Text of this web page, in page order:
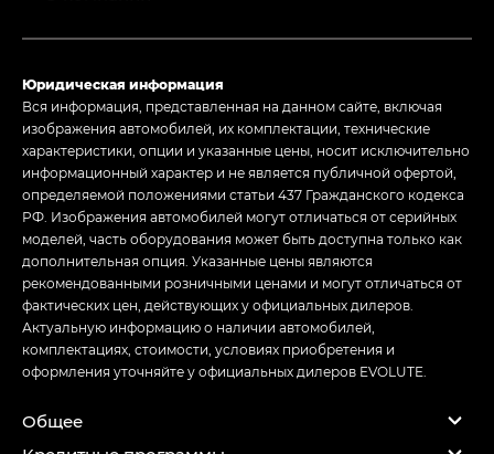
Юридическая информация
Вся информация, представленная на данном сайте, включая
изображения автомобилей, их комплектации, технические
характеристики, опции и указанные цены, носит исключительно
информационный характер и не является публичной офертой,
определяемой положениями статьи 437 Гражданского кодекса
РФ. Изображения автомобилей могут отличаться от серийных
моделей, часть оборудования может быть доступна только как
дополнительная опция. Указанные цены являются
рекомендованными розничными ценами и могут отличаться от
фактических цен, действующих у официальных дилеров.
Актуальную информацию о наличии автомобилей,
комплектациях, стоимости, условиях приобретения и
оформления уточняйте у официальных дилеров EVOLUTE.
Общее